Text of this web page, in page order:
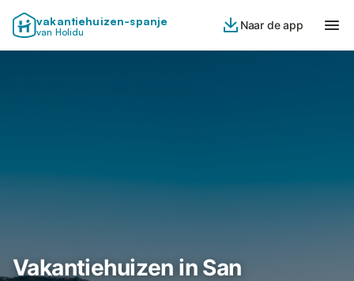
vakantiehuizen-spanje
van Holidu
Naar de app
Vakantiehuizen in San